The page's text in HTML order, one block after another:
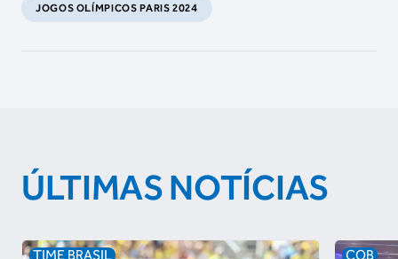
JOGOS OLÍMPICOS PARIS 2024
ÚLTIMAS NOTÍCIAS
TIME BRASIL COB